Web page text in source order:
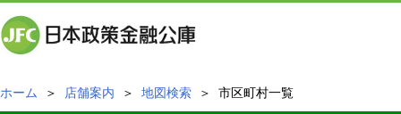
ホーム ＞ 店舗案内 ＞ 地図検索 ＞ 市区町村一覧